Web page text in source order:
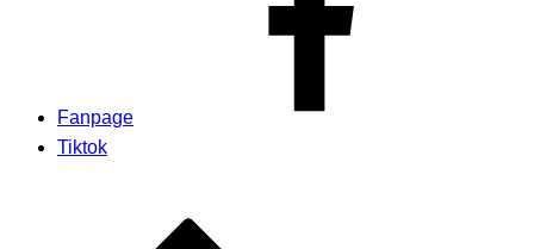
Fanpage
Tiktok